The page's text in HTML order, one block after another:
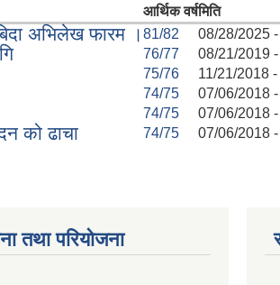
आर्थिक वर्षमिति
अभिलेख फारम । 81/82 08/28/2025
76/77 08/21/2019
75/76 11/21/2018
74/75 07/06/2018
74/75 07/06/2018
को ढाचा 74/75 07/06/2018
तथा परियोजना